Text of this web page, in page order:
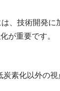
、技術開発
が重要です。
炭素化以外の